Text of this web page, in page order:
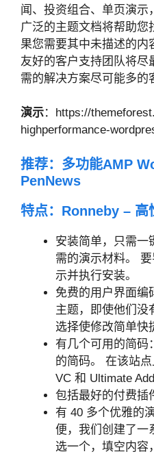
闻、投资组合、单页演示
广泛的主题文档将帮助您
果您需要其中未描述的内
友好的客户支持团队将尽
需的解决方案尽可能多的
演示：https://
highperformance-
推荐： 多功能AMP
PenNews
特点：Ronneby –
安装简单，只需一
需的演示材料。
示并执行安装。
免费的用户界面编
主题，即使他们没
选择使修改简单快
有几个可用的简码
的简码。 在该站
VC 和 Ultimate
包括最好的付费插
有 40 多个优雅的
便，我们创建了一
选一个，填空内容